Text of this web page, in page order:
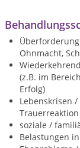
Ohnmacht,
(z.B. im
Erfolg)
Lebenskrisen
soziale /
Belastungen